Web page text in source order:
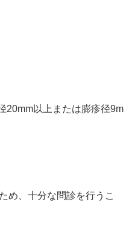
20mm以上または膨疹径9m
、十分な問診を行うこ